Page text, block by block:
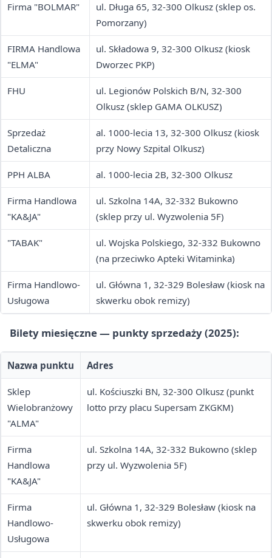
Firma "BOLMAR"
ul. Długa 65, 32-300 Olkusz (sklep os.
Pomorzany)
FIRMA Handlowa
"ELMA"
ul. Składowa 9, 32-300 Olkusz (kiosk
Dworzec PKP)
FHU
ul. Legionów Polskich B/N, 32-300
Olkusz (sklep GAMA OLKUSZ)
Sprzedaż
Detaliczna
al. 1000-lecia 13, 32-300 Olkusz (kiosk
przy Nowy Szpital Olkusz)
PPH ALBA al. 1000-lecia 2B, 32-300 Olkusz
Firma Handlowa
"KA&JA"
ul. Szkolna 14A, 32-332 Bukowno
(sklep przy ul. Wyzwolenia 5F)
"TABAK"
ul. Wojska Polskiego, 32-332 Bukowno
(na przeciwko Apteki Witaminka)
Firma Handlowo-
Usługowa
ul. Główna 1, 32-329 Bolesław (kiosk na
skwerku obok remizy)
Bilety miesięczne — punkty sprzedaży (2025):
Nazwa punktu Adres
Sklep
Wielobranżowy
"ALMA"
ul. Kościuszki BN, 32-300 Olkusz (punkt
lotto przy placu Supersam ZKGKM)
Firma
Handlowa
"KA&JA"
ul. Szkolna 14A, 32-332 Bukowno (sklep
przy ul. Wyzwolenia 5F)
Firma
Handlowo-
Usługowa
ul. Główna 1, 32-329 Bolesław (kiosk na
skwerku obok remizy)